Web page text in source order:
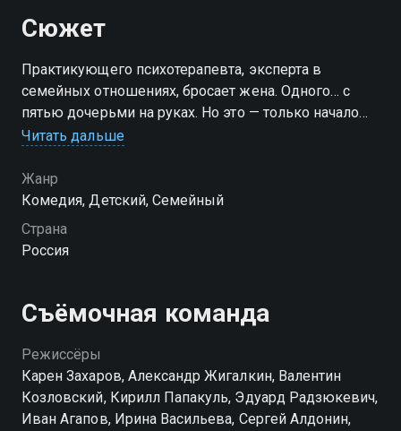
Сюжет
Практикующего психотерапевта, эксперта в
семейных отношениях, бросает жена. Одного… с
пятью дочерьми на руках. Но это — только начало
кошмара. С ним остается теща и куча проблем!
психотерапевт, распугавший всех клиентов
жалобами на жизнь, прокормить семью и снова
найти личное счастье? На горизонте уже появилась
молодая, привлекательная и очень богатая клиентка
сначала на работу, а потом, глядишь, и в мужья?
Посмотреть онлайн 9 сезон сериала Папины дочки
вы можете совершенно бесплатно в хорошем HD
качестве на hophop.tv
Читать дальше
Жанр
Комедия, Детский, Семейный
Страна
Россия
Съёмочная команда
Режиссёры
Карен Захаров, Александр Жигалкин, Валентин
Козловский, Кирилл Папакуль, Эдуард Радзюкевич,
Иван Агапов, Ирина Васильева, Сергей Алдонин,